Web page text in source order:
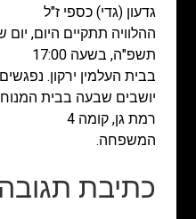
גדעון (גדי) כספי ז"ל
תשפ"ה, בשעה 17:00
בבית העלמין ירקון.
רמת גן, קומה 4
המשפחה.
כתיבת תגובה